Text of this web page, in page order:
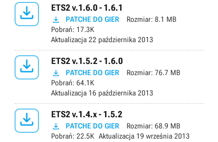
 ETS2 v.1.6.0 - 1.6.1
 PATCHE DO GIER Rozmiar: 8.1 MB
Pobrań: 17.3K
Aktualizacja 22 października 2013
 ETS2 v.1.5.2 - 1.6.0
 PATCHE DO GIER Rozmiar: 76.7 MB
Pobrań: 64.1K
Aktualizacja 16 października 2013
 ETS2 v.1.4.x - 1.5.2
 PATCHE DO GIER Rozmiar: 68.9 MB
Pobrań: 22.5K Aktualizacja 19 września 2013